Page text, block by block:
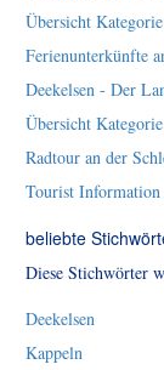
Übersicht
Ferienunterkünfte
Deekelsen - Der
Übersicht
Radtour an der
Tourist
beliebte
Diese Stichwörter
Deekelsen
Kappeln